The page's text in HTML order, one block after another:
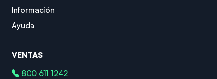
Información
Ayuda
VENTAS
800 611 1242